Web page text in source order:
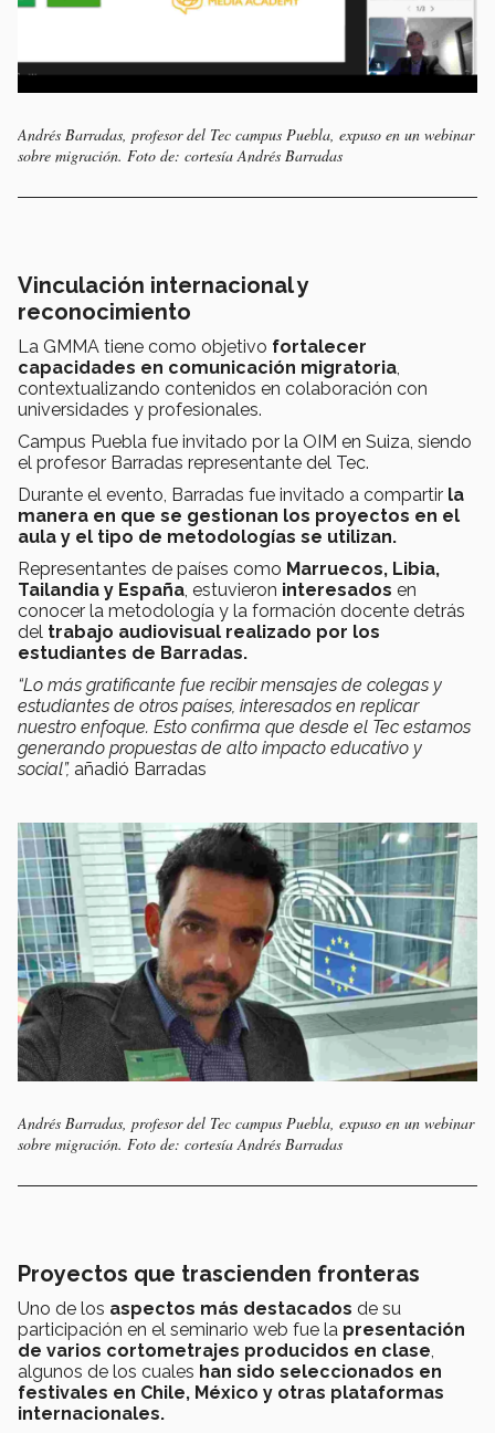
Andrés Barradas, profesor del Tec campus Puebla, expuso en un webinar
sobre migración. Foto de: cortesía Andrés Barradas
Vinculación internacional y
reconocimiento
La GMMA tiene como objetivo fortalecer
capacidades en comunicación migratoria
contextualizando contenidos en colaboración con
universidades y profesionales.
Campus Puebla fue invitado por la OIM en Suiza, siendo
el profesor Barradas representante del Tec.
Durante el evento, Barradas fue invitado a compartir la
manera en que se gestionan los proyectos en el
aula y el tipo de metodologías se utilizan.
Representantes de países como Marruecos, Libia,
Tailandia y España , estuvieron interesados en
conocer la metodología y la formación docente detrás
del trabajo audiovisual realizado por los
estudiantes de Barradas.
“Lo más gratificante fue recibir mensajes de colegas y
estudiantes de otros países, interesados en replicar
nuestro enfoque. Esto confirma que desde el Tec estamos
generando propuestas de alto impacto educativo y
social”, añadió Barradas
Andrés Barradas, profesor del Tec campus Puebla, expuso en un webinar
sobre migración. Foto de: cortesía Andrés Barradas
Proyectos que trascienden fronteras
Uno de los aspectos más destacados de su
participación en el seminario web fue la presentación
de varios cortometrajes producidos en clase
algunos de los cuales han sido seleccionados en
festivales en Chile, México y otras plataformas
internacionales.